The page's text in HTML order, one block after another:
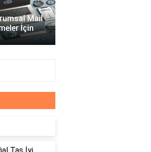
Mail
İçin
›